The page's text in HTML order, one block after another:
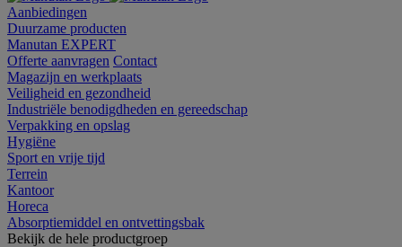
Aanbiedingen
Duurzame producten
Manutan EXPERT
Offerte aanvragen Contact
Magazijn en werkplaats
Veiligheid en gezondheid
Industriële benodigdheden en gereedschap
Verpakking en opslag
Hygiëne
Sport en vrije tijd
Terrein
Kantoor
Horeca
Absorptiemiddel en ontvettingsbak
Bekijk de hele productgroep